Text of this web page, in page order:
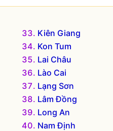
Kiên Giang
Kon Tum
Lai Châu
Lào Cai
Lạng Sơn
Lâm Đồng
Long An
Nam Định